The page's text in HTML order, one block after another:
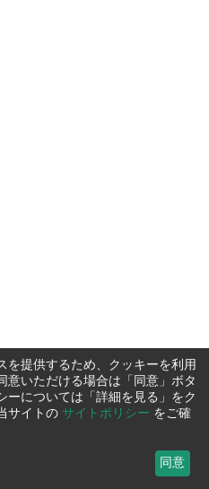
を提供するため、クッキーを利用
意いただける場合は「同意」ボタ
ーについては「詳細を見る」をク
サイトの サイトポリシー をご確
同意